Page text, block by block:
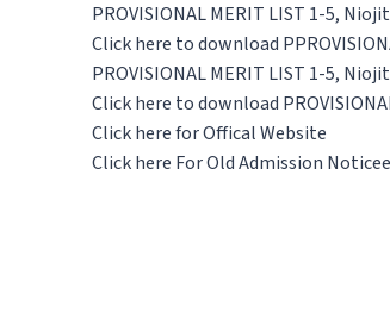
PROVISIONAL MERIT LIST 1-5, Niojit
Click here to download
PROVISIONAL MERIT LIST 1-5, Niojit
Click here to download
Click here for Offical Website
Click here For Old Admission Noticee